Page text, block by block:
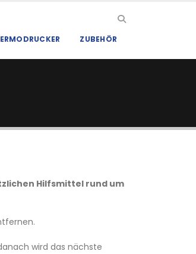
ZUBEHÖR
Hilfsmittel rund um
wird das nächste